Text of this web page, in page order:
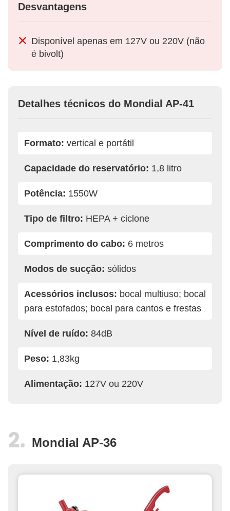
Desvantagens
Disponível apenas em 127V ou 220V (não
é bivolt)
Detalhes técnicos do Mondial AP-41
Formato: vertical e portátil
Capacidade do reservatório: 1,8 litro
Potência: 1550W
Tipo de filtro: HEPA + ciclone
Comprimento do cabo: 6 metros
Modos de sucção: sólidos
Acessórios inclusos: bocal multiuso; bocal
para estofados; bocal para cantos e frestas
Nível de ruído: 84dB
Peso: 1,83kg
Alimentação: 127V ou 220V
Mondial AP-36